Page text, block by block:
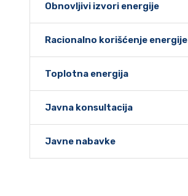
Obnovljivi izvori energije
Racionalno korišćenje energije
Toplotna energija
Javna konsultacija
Javne nabavke